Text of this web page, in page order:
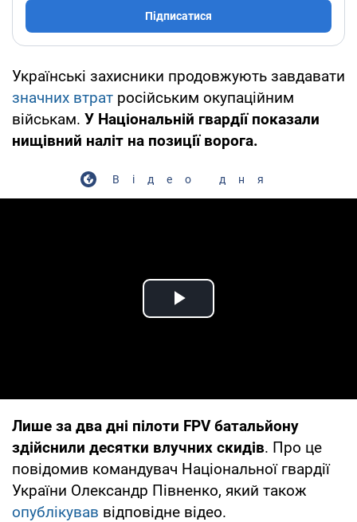
Підписатися
Українські захисники продовжують завдавати
значних втрат російським окупаційним
військам. У Національній гвардії показали
нищівний наліт на позиції ворога.
Відео дня
Play Video
Лише за два дні пілоти FPV батальйону
здійснили десятки влучних скидів. Про це
повідомив командувач Національної гвардії
України Олександр Півненко, який також
опублікував відповідне відео.